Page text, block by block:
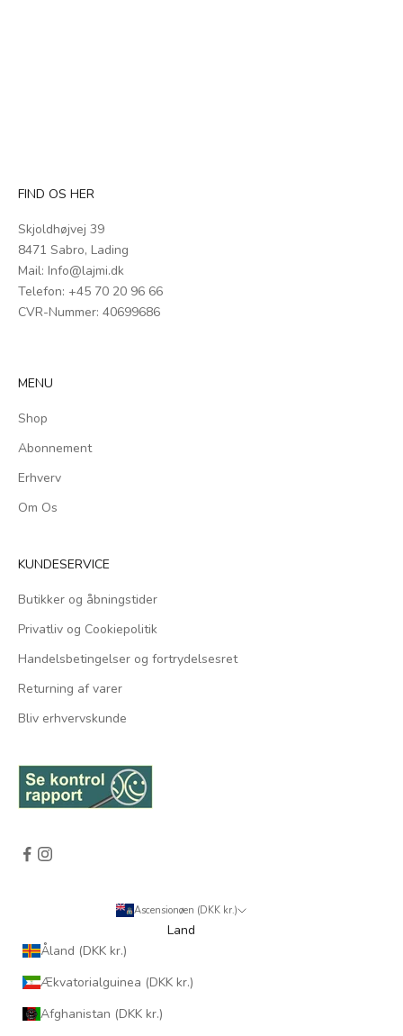
FIND OS HER
Skjoldhøjvej 39
8471 Sabro, Lading
Mail: Info@lajmi.dk
Telefon: +45 70 20 96 66
CVR-Nummer: 40699686
MENU
Shop
Abonnement
Erhverv
Om Os
KUNDESERVICE
Butikker og åbningstider
Privatliv og Cookiepolitik
Handelsbetingelser og fortrydelsesret
Returning af varer
Bliv erhvervskunde
Ascensionøen (DKK kr.)
Land
Åland (DKK kr.)
Ækvatorialguinea (DKK kr.)
Afghanistan (DKK kr.)